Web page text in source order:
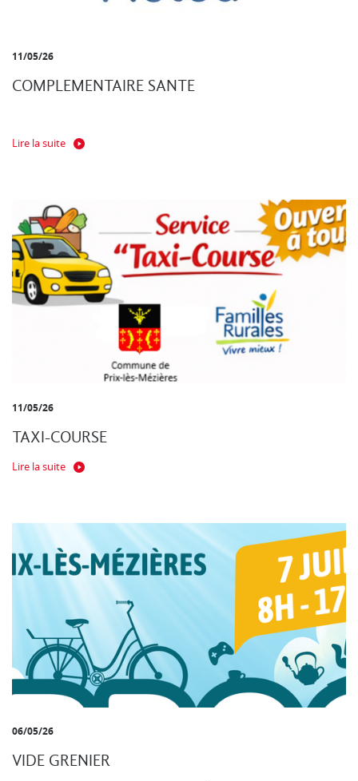
11/05/26
COMPLEMENTAIRE SANTE
Lire la suite
11/05/26
TAXI-COURSE
Lire la suite
06/05/26
VIDE GRENIER